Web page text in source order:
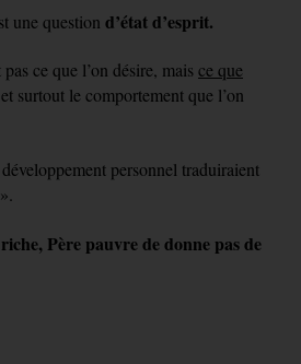
une question d’état d’esprit.
ce que l’on désire, maisce que
surtout le comportement que l’on
personnel traduiraient
Père pauvre de donne pas de